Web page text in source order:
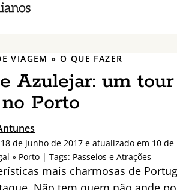
VIAGEM »O QUE FAZER
Azulejar: um
Porto
de junho de 2017 e atualizado em 10
» Porto | Tags: Passeios e Atrações
mais charmosas de